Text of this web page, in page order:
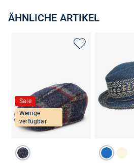
ÄHNLICHE ARTIKEL
Sale
Wenige
verfügbar